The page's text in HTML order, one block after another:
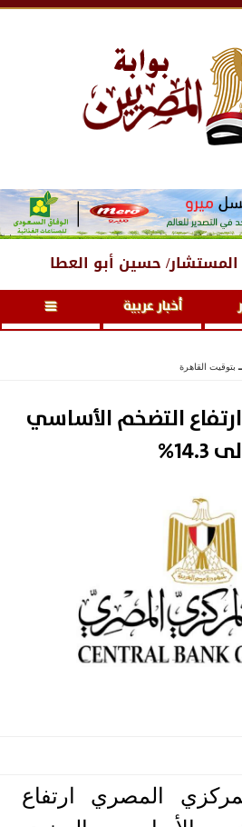
المستشار/ حسين أبو العطا
أخبار عربية
بتوقيت القاهرة
التضخم الأساسي
14.3%
المصري ارتفاع